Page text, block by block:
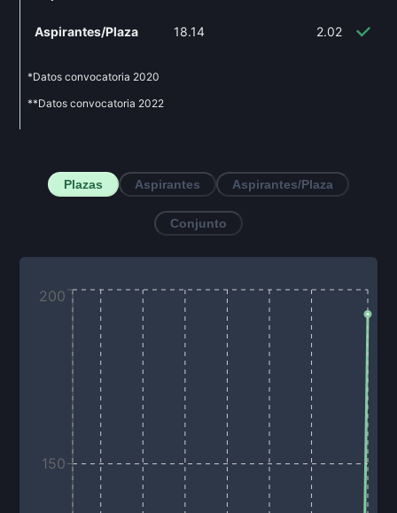
Aspirantes/Plaza 18.14 2.02
*Datos convocatoria 2020
**Datos convocatoria 2022
Plazas Aspirantes Aspirantes/Plaza
Conjunto
150
200